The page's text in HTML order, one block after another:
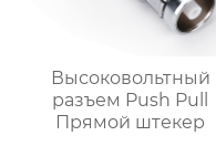
Высоковольтный
разъем Push Pull
Прямой штекер